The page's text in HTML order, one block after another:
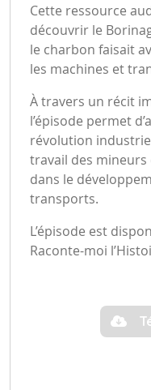
Cette ressource
découvrir le
le charbon faisait
les machines et
À travers un récit
l’épisode permet
révolution
travail des mineurs
dans le
transports.
L’épisode est
Raconte-moi